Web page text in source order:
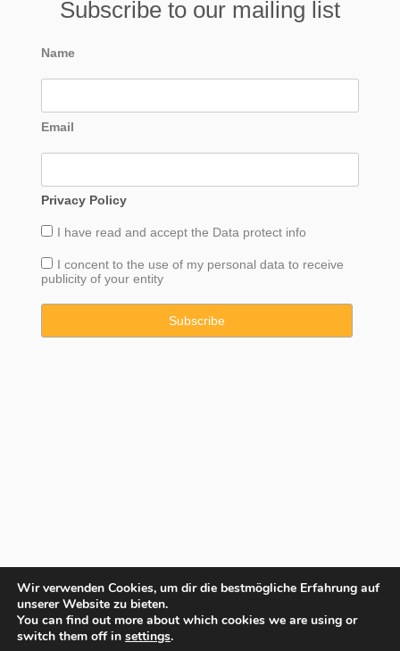
Subscribe to our mailing list
Name
Email
Privacy Policy
I have read and accept the Data protect info
I concent to the use of my personal data to receive
publicity of your entity
Copyright © 2025 Property Consulting Spain By JadeVillas S.L. ·
Rechtshinweis ·Datenschutzhinweise
Wir verwenden Cookies, um dir die bestmögliche Erfahrung auf
unserer Website zu bieten.
You can find out more about which cookies we are using or
switch them off in settings.